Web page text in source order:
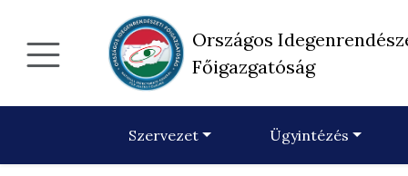
Országos
Főigazgatóság
Szervezet Ügyintézés